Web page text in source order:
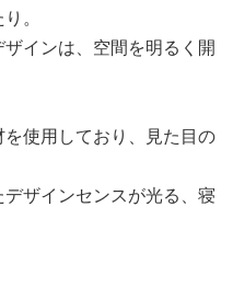
。
インは、空間を明るく開
使用しており、見た目の
ザインセンスが光る、寝